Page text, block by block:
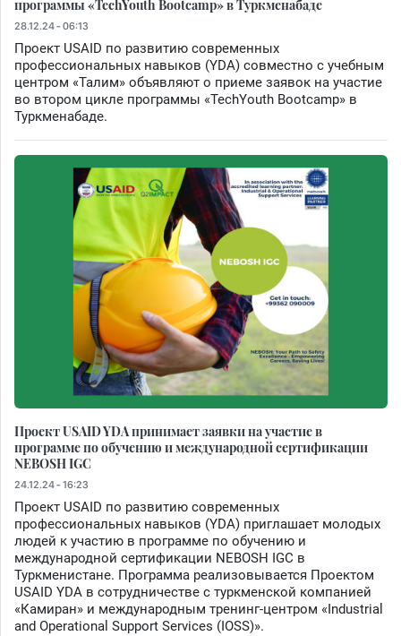
программы «TechYouth Bootcamp» в Туркменабаде
28.12.24 - 06:13
Проект USAID по развитию современных
профессиональных навыков (YDA) совместно с учебным
центром «Талим» объявляют о приеме заявок на участие
во втором цикле программы «TechYouth Bootcamp» в
Туркменабаде.
Проект USAID YDA принимает заявки на участие в
программе по обучению и международной сертификации
NEBOSH IGC
24.12.24 - 16:23
Проект USAID по развитию современных
профессиональных навыков (YDA) приглашает молодых
людей к участию в программе по обучению и
международной сертификации NEBOSH IGC в
Туркменистане. Программа реализовывается Проектом
USAID YDA в сотрудничестве с туркменской компанией
«Камиран» и международным тренинг-центром «Industrial
and Operational Support Services (IOSS)».